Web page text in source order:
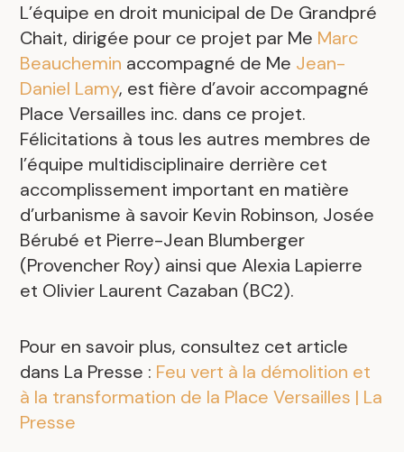
L’équipe en droit municipal de De Grandpré
Chait, dirigée pour ce projet par Me Marc
Beauchemin accompagné de Me Jean-
Daniel Lamy, est fière d’avoir accompagné
Place Versailles inc. dans ce projet.
Félicitations à tous les autres membres de
l’équipe multidisciplinaire derrière cet
accomplissement important en matière
d’urbanisme à savoir Kevin Robinson, Josée
Bérubé et Pierre-Jean Blumberger
(Provencher Roy) ainsi que Alexia Lapierre
et Olivier Laurent Cazaban (BC2).
Pour en savoir plus, consultez cet article
dans La Presse : Feu vert à la démolition et
à la transformation de la Place Versailles | La
Presse